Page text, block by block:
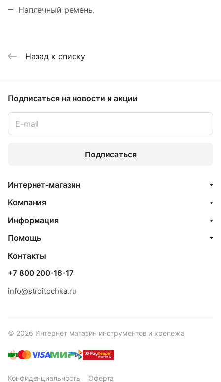
Наплечный ремень.
Назад к списку
Подписаться на новости и акции
Подписаться
Интернет-магазин
Компания
Информация
Помощь
Контакты
+7 800 200-16-17
info@stroitochka.ru
© 2026 Интернет магазин инструментов и крепежа
Конфиденциальность Оферта